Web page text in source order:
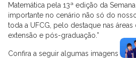
Matemática pela 13ª edição da
importante no cenário não só do
toda a UFCG, pelo destaque nas áreas
extensão e pós-graduação.”
Confira a seguir algumas imagens da